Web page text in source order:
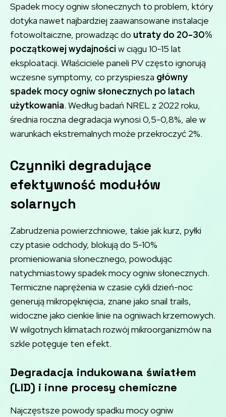
Spadek mocy ogniw słonecznych to problem, który
dotyka nawet najbardziej zaawansowane instalacje
fotowoltaiczne, prowadząc do utraty do 20-30%
początkowej wydajności w ciągu 10-15 lat
eksploatacji. Właściciele paneli PV często ignorują
wczesne symptomy, co przyspiesza główny
spadek mocy ogniw słonecznych po latach
użytkowania. Według badań NREL z 2022 roku,
średnia roczna degradacja wynosi 0,5-0,8%, ale w
warunkach ekstremalnych może przekroczyć 2%.
Czynniki degradujące
efektywność modułów
solarnych
Zabrudzenia powierzchniowe, takie jak kurz, pyłki
czy ptasie odchody, blokują do 5-10%
promieniowania słonecznego, powodując
natychmiastowy spadek mocy ogniw słonecznych.
Termiczne naprężenia w czasie cykli dzień-noc
generują mikropęknięcia, znane jako snail trails,
widoczne jako cienkie linie na ogniwach krzemowych.
W wilgotnych klimatach rozwój mikroorganizmów na
szkle potęguje ten efekt.
Degradacja indukowana światłem
(LID) i inne procesy chemiczne
Najczęstsze powody spadku mocy ogniw